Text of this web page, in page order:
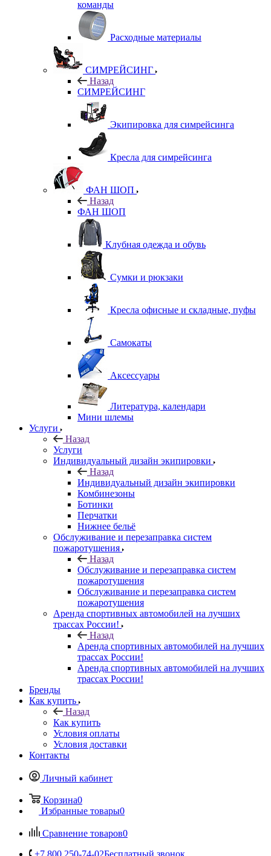
команды
Расходные материалы
СИМРЕЙСИНГ
Назад
СИМРЕЙСИНГ
Экипировка для симрейсинга
Кресла для симрейсинга
ФАН ШОП
Назад
ФАН ШОП
Клубная одежда и обувь
Сумки и рюкзаки
Кресла офисные и складные, пуфы
Самокаты
Аксессуары
Литература, календари
Мини шлемы
Услуги
Назад
Услуги
Индивидуальный дизайн экипировки
Назад
Индивидуальный дизайн экипировки
Комбинезоны
Ботинки
Перчатки
Нижнее бельё
Обслуживание и перезаправка систем
пожаротушения
Назад
Обслуживание и перезаправка систем
пожаротушения
Обслуживание и перезаправка систем
пожаротушения
Аренда спортивных автомобилей на лучших
трассах России!
Назад
Аренда спортивных автомобилей на лучших
трассах России!
Аренда спортивных автомобилей на лучших
трассах России!
Бренды
Как купить
Назад
Как купить
Условия оплаты
Условия доставки
Контакты
Личный кабинет
Корзина0
Избранные товары0
Сравнение товаров0
+7 800 250-74-02Бесплатный звонок